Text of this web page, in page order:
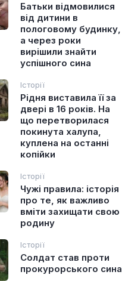
Батьки відмовилися
від дитини в
пологовому будинку,
а через роки
вирішили знайти
успішного сина
Історії
Рідня виставила її за
двері в 16 років. На
що перетворилася
покинута халупа,
куплена на останні
копійки
Історії
Чужі правила: історія
про те, як важливо
вміти захищати свою
родину
Історії
Солдат став проти
прокурорського сина